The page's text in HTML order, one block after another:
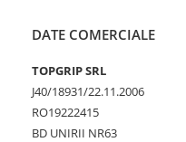
DATE COMERCIALE
TOPGRIP SRL
J40/18931/22.11.2006
RO19222415
BD UNIRII NR63